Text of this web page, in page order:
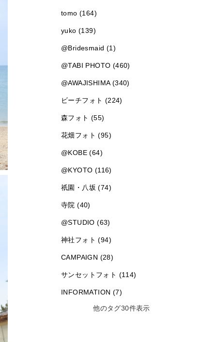
tomo (164)
yuko (139)
@Bridesmaid (1)
@TABI PHOTO (460)
@AWAJISHIMA (340)
ビーチフォト (224)
森フォト (55)
花畑フォト (95)
@KOBE (64)
@KYOTO (116)
祇園・八坂 (74)
寺院 (40)
@STUDIO (63)
神社フォト (94)
CAMPAIGN (28)
サンセットフォト (114)
INFORMATION (7)
他のタグ30件表示